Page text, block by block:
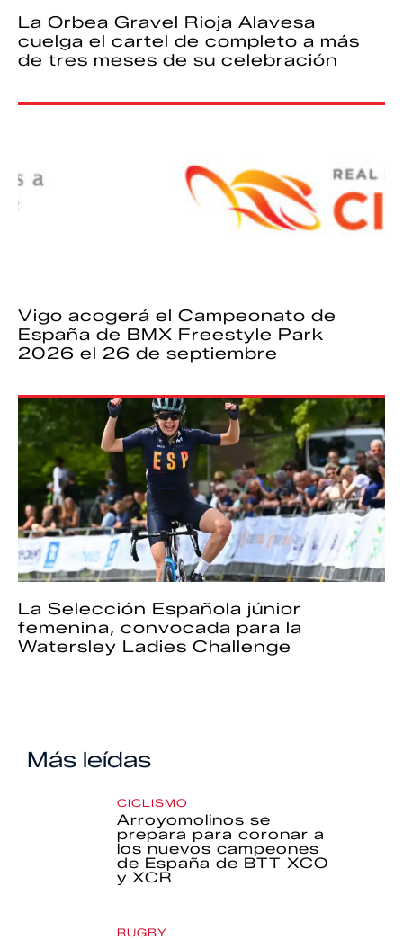
La Orbea Gravel Rioja Alavesa
cuelga el cartel de completo a más
de tres meses de su celebración
Vigo acogerá el Campeonato de
España de BMX Freestyle Park
2026 el 26 de septiembre
La Selección Española júnior
femenina, convocada para la
Watersley Ladies Challenge
Más leídas
CICLISMO
Arroyomolinos se
prepara para coronar a
los nuevos campeones
de España de BTT XCO
y XCR
RUGBY